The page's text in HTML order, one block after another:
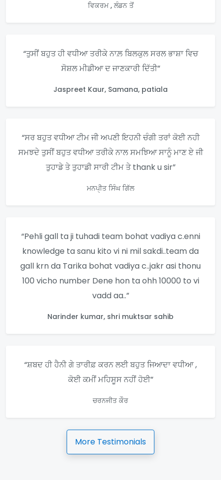
ਵਿਕਰਮ , ਲੰਡਨ ਤੋਂ
“ਤੁਸੀਂ ਬਹੁਤ ਹੀ ਵਧੀਆ ਤਰੀਕੇ ਨਾਲ਼ ਬਿਲਕੁਲ ਸਰਲ ਭਾਸ਼ਾ ਵਿਚ
ਸੋਸ਼ਲ ਮੀਡੀਆ ਦ ਜਾਣਕਾਰੀ ਦਿੱਤੀ”
Jaspreet Kaur, Samana, patiala
“ਸਰ ਬਹੁਤ ਵਧੀਆ ਟੀਮ ਜੀ ਅਪਣੀ ਇਹਨੀ ਚੰਗੀ ਤਰਾਂ ਕੋਈ ਨਹੀ
ਸਮਝਦੇ ਤੁਸੀਂ ਬਹੁਤ ਵਧੀਆ ਤਰੀਕੇ ਨਾਲ ਸਮਝਿਆ ਸਾਨੂੰ ਮਾਣ ਏ ਜੀ
ਤੁਹਾਡੇ ਤੇ ਤੁਹਾਡੀ ਸਾਰੀ ਟੀਮ ਤੇ thank u sir”
ਮਨਪੑੀਤ ਸਿੰਘ ਗਿੱਲ
“Pehli gall ta ji tuhadi team bohat vadiya c.enni
knowledge ta sanu kito vi ni mil sakdi..team da
gall krn da Tarika bohat vadiya c..jakr asi thonu
100 vicho number Dene hon ta ohh 10000 to vi
vadd aa..”
Narinder kumar, shri muktsar sahib
“ਸ਼ਬਦ ਹੀ ਹੈਨੀ ਗੇ ਤਾਰੀਫ਼ ਕਰਨ ਲਈ ਬਹੁਤ ਜਿਆਦਾ ਵਧੀਆ ,
ਕੋਈ ਕਮੀਂ ਮਹਿਸੂਸ ਨਹੀਂ ਹੋਈ”
ਚਰਨਜੀਤ ਕੌਰ
More Testimonials